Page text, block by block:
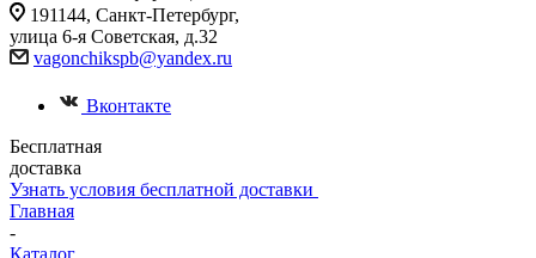
191144, Санкт-Петербург,
улица 6-я Советская, д.32
vagonchikspb@yandex.ru
Вконтакте
Бесплатная
доставка
Узнать условия бесплатной доставки
Главная
-
Каталог